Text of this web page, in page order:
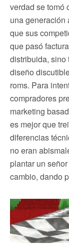
verdad se tomó
una generación
que sus
que pasó
distribuida, sino
diseño
roms. Para
compradores
marketing
es mejor que
diferencias
no eran
plantar un
cambio, dando